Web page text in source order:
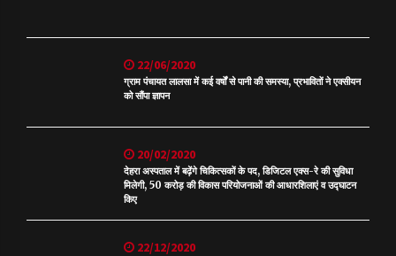
22/06/2020
ग्राम पंचायत लालसा में कई वर्षों से पानी की समस्या, प्रभावितों ने एक्सीयन
को सौंपा ज्ञापन
20/02/2020
देहरा अस्पताल में बढ़ेंगे चिकित्सकों के पद, डिजिटल एक्स-रे की सुविधा
मिलेगी, 50 करोड़ की विकास परियोजनाओं की आधारशिलाएं व उद्घाटन
किए
22/12/2020